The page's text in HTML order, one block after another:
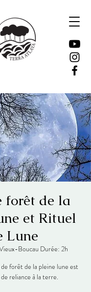
forêt de la
et Rituel
Lune
Boucau Durée: 2h
forêt de la pleine lune est
reliance à la terre.